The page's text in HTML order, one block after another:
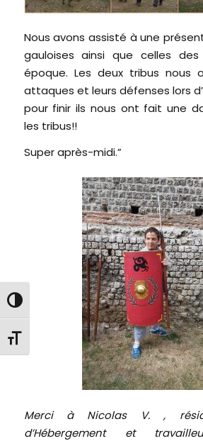
Passer en contraste élevé
Changer la taille de la police
Nous avons assisté à une
gauloises ainsi que celles
époque. Les deux tribus nous
attaques et leurs défenses lors
pour finir ils nous ont fait une
les tribus!!
Super après-midi.”
Merci à Nicolas V. ,
d’Hébergement et